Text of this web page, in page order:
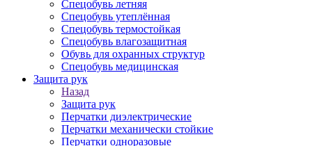
Спецобувь летняя
Спецобувь утеплённая
Спецобувь термостойкая
Спецобувь влагозащитная
Обувь для охранных структур
Спецобувь медицинская
Защита рук
Назад
Защита рук
Перчатки диэлектрические
Перчатки механически стойкие
Перчатки одноразовые